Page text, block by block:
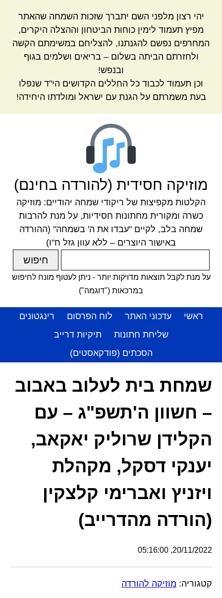
יהי רצון מלפני השם יתברך שזכות השמחה שהאתר
מפיץ תעמוד לימין כוחות הביטחון וההצלה היקרים,
המחרפים נפשם להגנתנו, להצליחם במשימתם הקשה
ולחזרתם הביתה בשלום – בריאים ושלמים בגוף
ובנפש!
וכן תעמוד לכבוד כל החללים הקדושים הי"ד שנפלו
בעת משמרתם על הגנת עם ישראל ומולדתו היחידה!
מוזיקה חסידית (להורדה בחינם)
הקלטות מקפיצות של ריקודי שמחה יהודיים: מוזיקה
כשרה ומקורית מחתונות חסידיות, על מנת להרבות
שמחה בלב, לקיים "עבדו את ה' בשמחה" (ההורדה
באישור היוצרים – ללא עוון גזל ח"ו)
על מנת לקבל תוצאות מדויקות יותר - ניתן לעטוף מונח לחיפוש
במרכאות ("דוגמה")
ראשי עדכוני האתר לוח הפרסום
רינגטונים
שליחת חתונות
תיקיות דרייב
הסכתים (פודקאסטים)
שמחת בית לעלוב באבוב
– חשוון ה'תשפ"ג – עם
הקלידן שרוליק יאקאב,
יענקי דסקל, מקהלת
ויזניץ ואברימי קלצקין
(הורדה מהדרייב)
20/11/2022, 05:16:00
קטגוריה: מוזיקה להורדה